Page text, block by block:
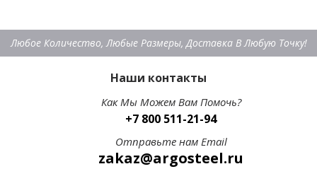
Любое Количество, Любые Размеры, Доставка В Любую Точку!
Наши контакты
Как Мы Можем Вам Помочь?
+7 800 511-21-94
Отправьте нам Email
zakaz@argosteel.ru